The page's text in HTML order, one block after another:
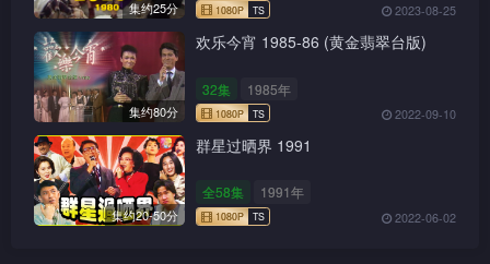
1080P
集约25分 2023-08-25
集约80分
欢乐今宵 1985-86 (黄金翡翠台版)
32集 1985年
2022-09-10
集约20-50分
群星过晒界 1991
全58集 1991年
2022-06-02